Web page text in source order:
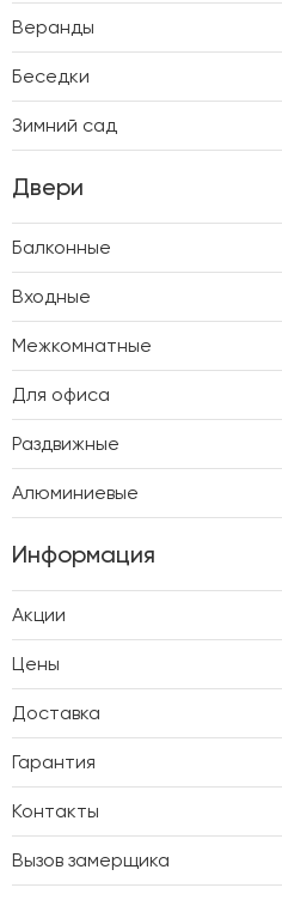
Веранды
Беседки
Зимний сад
Двери
Балконные
Входные
Межкомнатные
Для офиса
Раздвижные
Алюминиевые
Информация
Акции
Цены
Доставка
Гарантия
Контакты
Вызов замерщика